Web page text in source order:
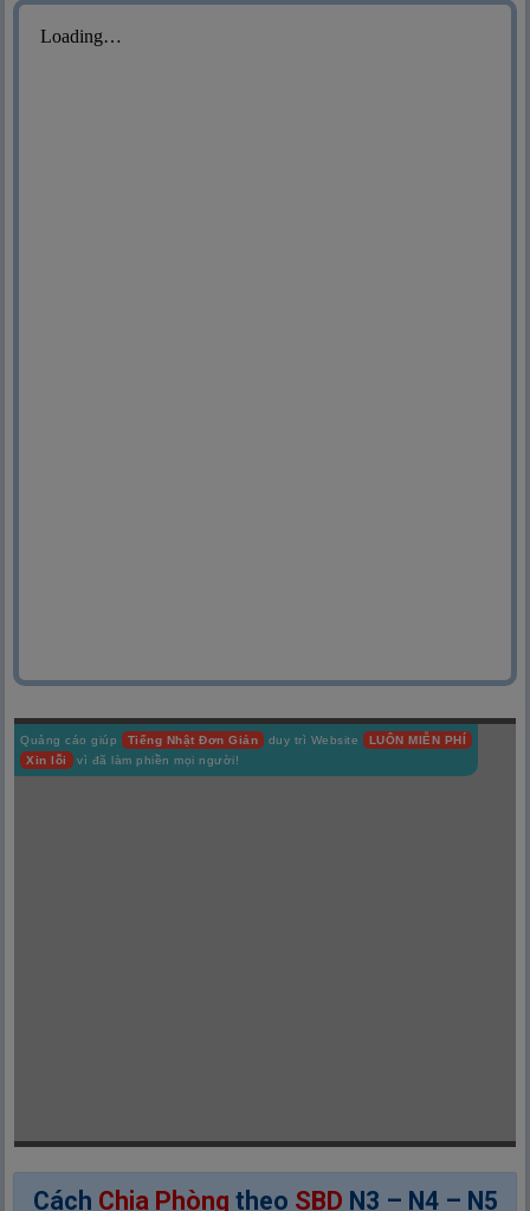
Quảng cáo giúp Tiếng Nhật Đơn Giản duy trì Website
LUÔN MIỄN PHÍ
Xin lỗi
vì đã làm phiền mọi người!
Cách Chia Phòng theo SBD N3 – N4 – N5